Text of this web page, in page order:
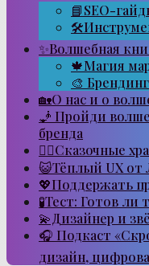
📘SEO-
✨Волшебная
🍁Магия
🎨 Брендинг
🏡О нас и о
🧞 Пройди
бренда
🧙‍♂️Сказочные
😺Тёплый UX от
💖Поддержать
🧪Тест: Готов
💫Дизайнер и
🎧 Подкаст
дизайн,